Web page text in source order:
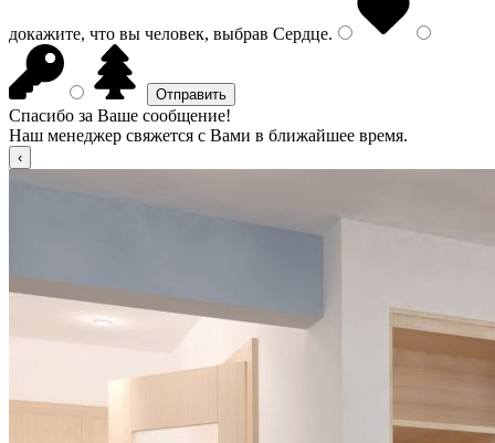
докажите, что вы человек, выбрав Сердце.
Спасибо за Ваше сообщение!
Наш менеджер свяжется с Вами в ближайшее время.